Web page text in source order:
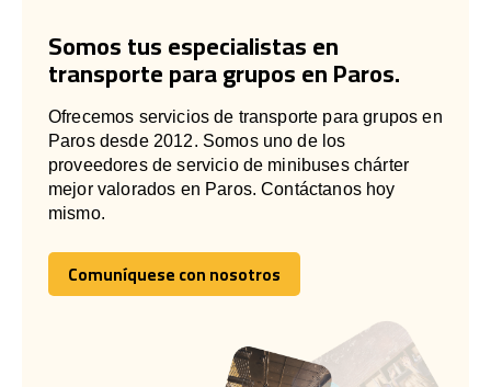
Somos tus especialistas en
transporte para grupos en Paros.
Ofrecemos servicios de transporte para grupos en
Paros desde 2012. Somos uno de los
proveedores de servicio de minibuses chárter
mejor valorados en Paros. Contáctanos hoy
mismo.
Comuníquese con nosotros
Comuníquese con nosotros